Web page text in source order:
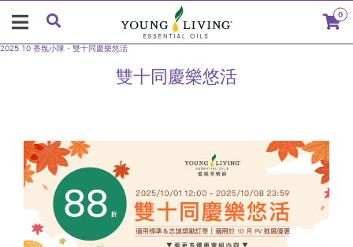
0
雙十同慶樂悠活
2025 10 香氛小隊・雙十同慶樂悠活